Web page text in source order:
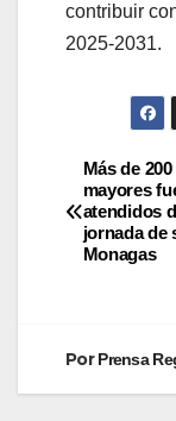
contribuir
2025-2031.
Más de
mayores
atendidos
jornada de
Monagas
PorPrensa